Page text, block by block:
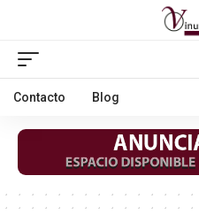
Contacto Blog